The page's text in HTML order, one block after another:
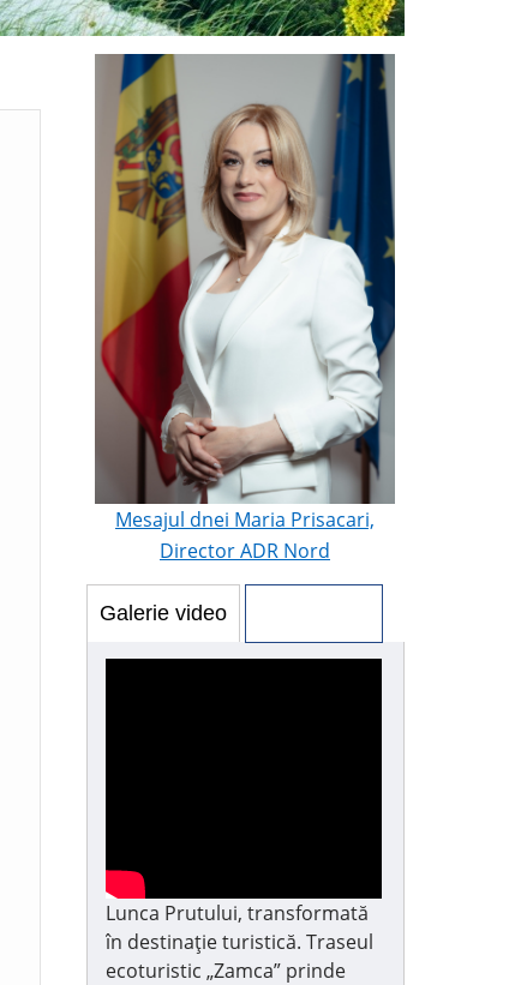
Mesajul dnei Maria Prisacari,
Director ADR Nord
Galerie video
Lunca Prutului, transformată
în destinație turistică. Traseul
ecoturistic „Zamca” prinde